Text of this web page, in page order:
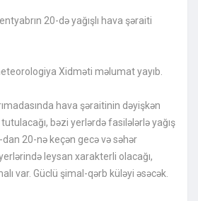
20-də yağışlı hava şəraiti
Xidməti məlumat yayıb.
hava şəraitinin dəyişkən
bəzi yerlərdə fasilələrlə yağış
20-nə keçən gecə və səhər
leysan xarakterli olacağı,
var. Güclü şimal-qərb küləyi əsəcək.